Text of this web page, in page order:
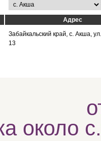
Адрес
Забайкальский край, с. Акша,
13
около